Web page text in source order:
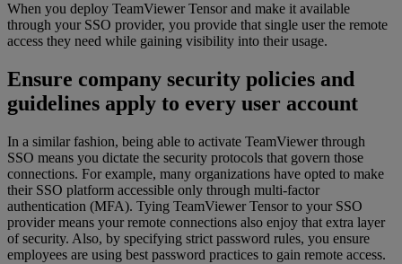
When you deploy TeamViewer Tensor and make it available
through your SSO provider, you provide that single user the remote
access they need while gaining visibility into their usage.
Ensure company security policies and
guidelines apply to every user account
In a similar fashion, being able to activate TeamViewer through
SSO means you dictate the security protocols that govern those
connections. For example, many organizations have opted to make
their SSO platform accessible only through multi-factor
authentication (MFA). Tying TeamViewer Tensor to your SSO
provider means your remote connections also enjoy that extra layer
of security. Also, by specifying strict password rules, you ensure
employees are using best password practices to gain remote access.